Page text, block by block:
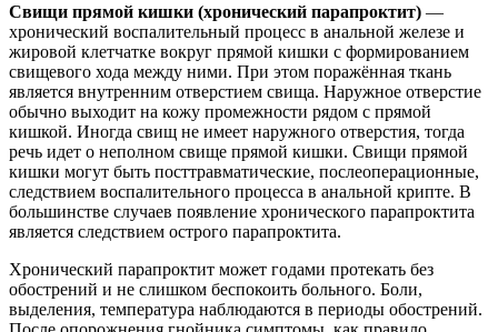
Свищи прямой кишки (хронический парапроктит) —
хронический воспалительный процесс в анальной железе и
жировой клетчатке вокруг прямой кишки с формированием
свищевого хода между ними. При этом поражённая ткань
является внутренним отверстием свища. Наружное отверстие
обычно выходит на кожу промежности рядом с прямой
кишкой. Иногда свищ не имеет наружного отверстия, тогда
речь идет о неполном свище прямой кишки. Свищи прямой
кишки могут быть посттравматические, послеоперационные,
следствием воспалительного процесса в анальной крипте. В
большинстве случаев появление хронического парапроктита
является следствием острого парапроктита.
Хронический парапроктит может годами протекать без
обострений и не слишком беспокоить больного. Боли,
выделения, температура наблюдаются в периоды обострений.